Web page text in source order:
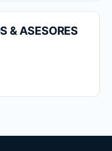
& ASESORES